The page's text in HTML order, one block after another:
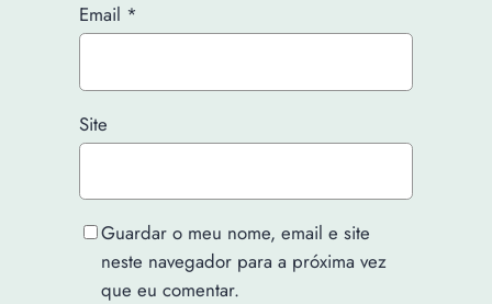
Email *
Site
Guardar o meu nome, email e site
neste navegador para a próxima vez
que eu comentar.